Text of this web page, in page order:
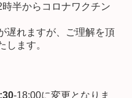
半からコロナワクチン
遅れますが、ご理解を頂
します。
-18:00に変更となりま